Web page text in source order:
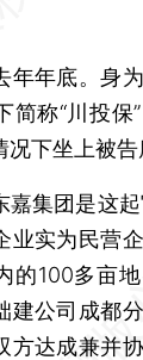
年底。身为
简称“川投保
下坐上被告
集团是这起
业实为民营
的100多亩
建公司成都
方达成兼并